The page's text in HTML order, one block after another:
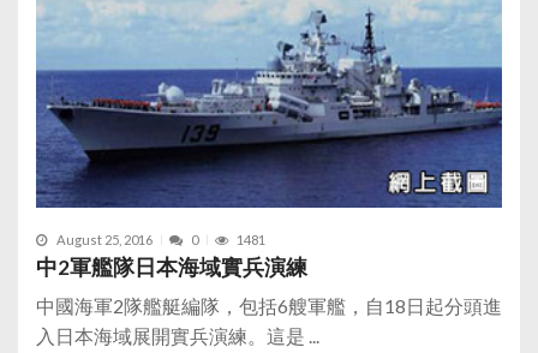
August 25, 2016 0 1481
中2軍艦隊日本海域實兵演練
中國海軍2隊艦艇編隊，包括6艘軍艦，自18日起分頭進
入日本海域展開實兵演練。這是 ...